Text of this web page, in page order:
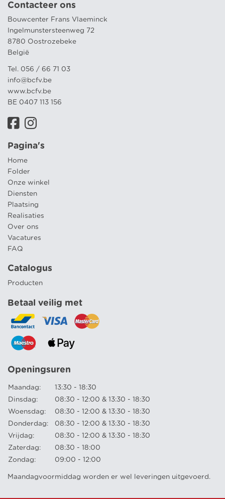
Contacteer ons
Bouwcenter Frans Vlaeminck
Ingelmunstersteenweg 72
8780 Oostrozebeke
België
Tel. 056 / 66 71 03
info@bcfv.be
www.bcfv.be
BE 0407 113 156
Pagina's
Home
Folder
Onze winkel
Diensten
Plaatsing
Realisaties
Over ons
Vacatures
FAQ
Catalogus
Producten
Betaal veilig met
Openingsuren
Maandag:
13:30 - 18:30
Dinsdag:
08:30 - 12:00 & 13:30 - 18:30
Woensdag:
08:30 - 12:00 & 13:30 - 18:30
Donderdag:
08:30 - 12:00 & 13:30 - 18:30
Vrijdag:
08:30 - 12:00 & 13:30 - 18:30
Zaterdag:
08:30 - 18:00
Zondag:
09:00 - 12:00
Maandagvoormiddag worden er wel leveringen uitgevoerd.